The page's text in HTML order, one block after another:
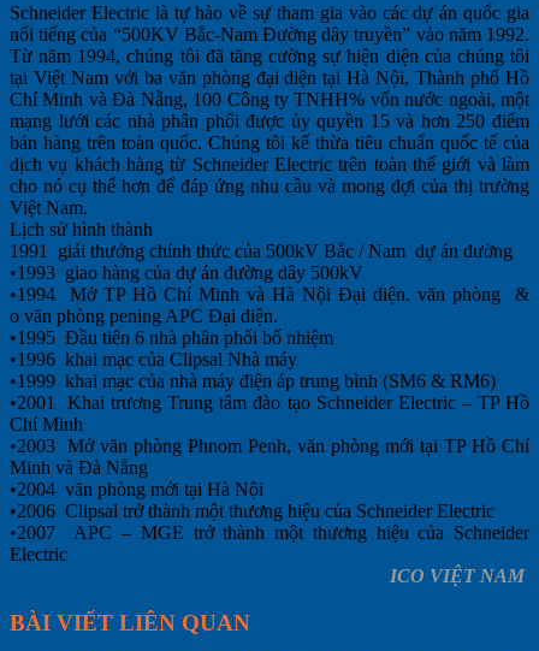
Schneider Electric là tự hào về sự tham gia vào các dự án quốc gia
nổi tiếng của “500KV Bắc-Nam Đường dây truyền” vào năm 1992.
Từ năm 1994, chúng tôi đã tăng cường sự hiện diện của chúng tôi
tại Việt Nam với ba văn phòng đại diện tại Hà Nội, Thành phố Hồ
Chí Minh và Đà Nẵng, 100 Công ty TNHH% vốn nước ngoài, một
mạng lưới các nhà phân phối được ủy quyền 15 và hơn 250 điểm
bán hàng trên toàn quốc. Chúng tôi kế thừa tiêu chuẩn quốc tế của
dịch vụ khách hàng từ Schneider Electric trên toàn thế giới và làm
cho nó cụ thể hơn để đáp ứng nhu cầu và mong đợi của thị trường
Việt Nam.
Lịch sử hình thành
1991 giải thưởng chính thức của 500kV Bắc / Nam dự án đường
•1993 giao hàng của dự án đường dây 500kV
•1994 Mở TP Hồ Chí Minh và Hà Nội Đại diện. văn phòng &
o văn phòng pening APC Đại diện.
•1995 Đầu tiên 6 nhà phân phối bổ nhiệm
•1996 khai mạc của Clipsal Nhà máy
•1999 khai mạc của nhà máy điện áp trung bình (SM6 & RM6)
•2001 Khai trương Trung tâm đào tạo Schneider Electric – TP Hồ
Chí Minh
•2003 Mở văn phòng Phnom Penh, văn phòng mới tại TP Hồ Chí
Minh và Đà Nẵng
•2004 văn phòng mới tại Hà Nội
•2006 Clipsal trở thành một thương hiệu của Schneider Electric
•2007 APC – MGE trở thành một thương hiệu của Schneider
Electric
ICO VIỆT NAM
BÀI VIẾT LIÊN QUAN